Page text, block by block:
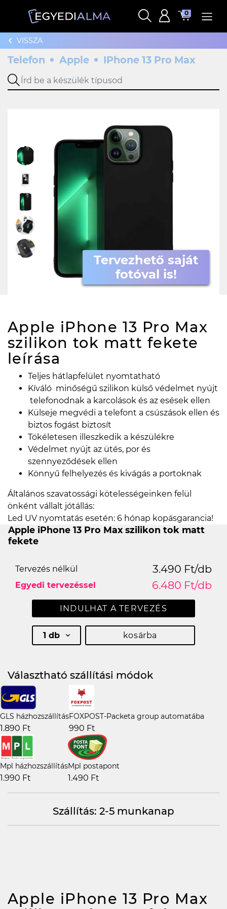
0
VISSZA
Telefon Apple IPhone 13 Pro Max
Tervezhető saját
fotóval is!
Apple iPhone 13 Pro Max
szilikon tok matt fekete
leírása
Teljes hátlapfelület nyomtatható
Kíváló minőségű szilikon külső védelmet nyújt
telefonodnak a karcolások és az esések ellen
Külseje megvédi a telefont a csúszások ellen és
biztos fogást biztosít
Tökéletesen illeszkedik a készülékre
Védelmet nyújt az ütés, por és
szennyeződések ellen
Könnyű felhelyezés és kivágás a portoknak
Általános szavatossági kötelességeinken felül
önként vállalt jótállás:
Led UV nyomtatás esetén: 6 hónap kopásgarancia!
Apple iPhone 13 Pro Max szilikon tok matt
fekete
Tervezés nélkül 3.490 Ft/db
Egyedi tervezéssel 6.480 Ft/db
INDULHAT A TERVEZÉS
1 db kosárba
Választható szállítási módok
GLS házhozszállítás
1.890 Ft
FOXPOST-Packeta group automatába
990 Ft
Mpl házhozszállítás
1.990 Ft
Mpl postapont
1.490 Ft
Szállítás: 2-5 munkanap
Apple iPhone 13 Pro Max